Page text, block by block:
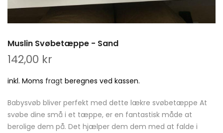
Muslin Svøbetæppe - Sand
142,00 kr
inkl. Moms fragt beregnes ved kassen.
Babysvøb bliver perfekt med dette lækre svøbetæppe At
svøbe dine små i et tæppe, er en fantastisk måde at
berolige dem på. Det hjælper dem dem med at falde i